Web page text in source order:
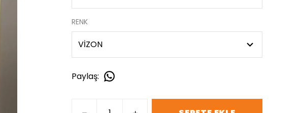
RENK
Paylaş: